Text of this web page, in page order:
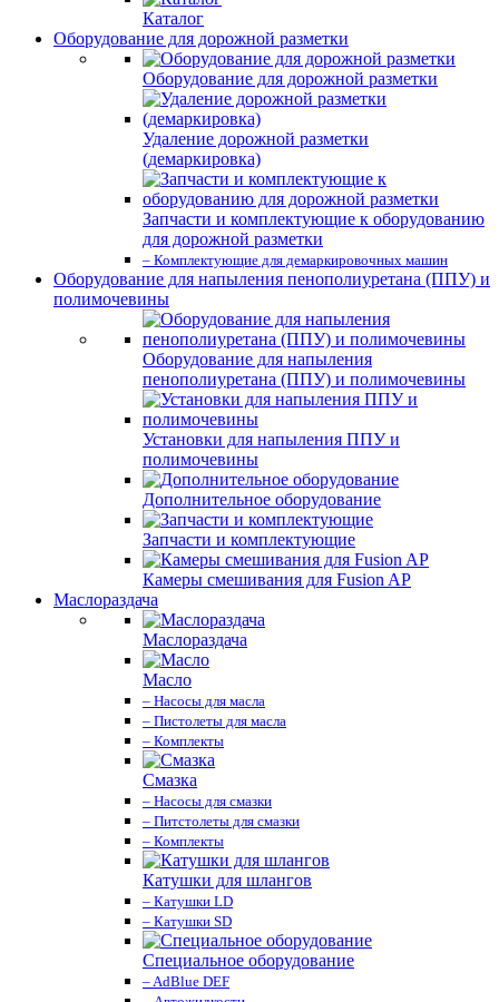
Каталог
Оборудование для дорожной разметки
Оборудование для дорожной разметки
Удаление дорожной разметки
(демаркировка)
Запчасти и комплектующие к оборудованию
для дорожной разметки
– Комплектующие для демаркировочных машин
Оборудование для напыления пенополиуретана (ППУ) и
полимочевины
Оборудование для напыления
пенополиуретана (ППУ) и полимочевины
Установки для напыления ППУ и
полимочевины
Дополнительное оборудование
Запчасти и комплектующие
Камеры смешивания для Fusion AP
Маслораздача
Маслораздача
Масло
– Насосы для масла
– Пистолеты для масла
– Комплекты
Смазка
– Насосы для смазки
– Питстолеты для смазки
– Комплекты
Катушки для шлангов
– Катушки LD
– Катушки SD
Специальное оборудование
– AdBlue DEF